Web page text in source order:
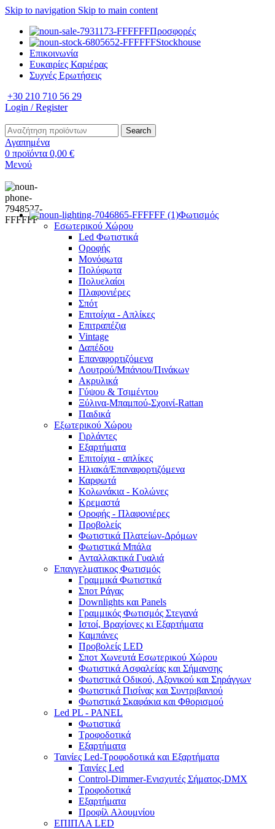
Skip to navigation Skip to main content
Προσφορές
Stockhouse
Επικοινωνία
Ευκαιρίες Καριέρας
Συχνές Ερωτήσεις
+30 210 710 56 29
Login / Register
Search
Αγαπημένα
0 προϊόντα 0,00 €
Μενού
Φωτισμός
Εσωτερικού Χώρου
Led Φωτιστικά
Οροφής
Μονόφωτα
Πολύφωτα
Πολυελαίοι
Πλαφονιέρες
Σπότ
Επιτοίχια - Απλίκες
Επιτραπέζια
Vintage
Δαπέδου
Επαναφορτιζόμενα
Λουτρού/Μπάνιου/Πινάκων
Ακρυλικά
Γύψου & Τσιμέντου
Ξύλινα-Μπαμπού-Σχοινί-Rattan
Παιδικά
Εξωτερικού Χώρου
Γιρλάντες
Εξαρτήματα
Επιτοίχια - απλίκες
Ηλιακά/Επαναφορτιζόμενα
Καρφωτά
Κολωνάκια - Κολώνες
Κρεμαστά
Οροφής - Πλαφονιέρες
Προβολείς
Φωτιστικά Πλατείων-Δρόμων
Φωτιστικά Μπάλα
Ανταλλακτικά Γυαλιά
Επαγγελματικος Φωτισμός
Γραμμικά Φωτιστικά
Σποτ Ράγας
Downlights και Panels
Γραμμικός Φωτισμός Στεγανά
Ιστοί, Βραχίονες κι Εξαρτήματα
Καμπάνες
Προβολείς LED
Σποτ Χωνευτά Εσωτερικού Χώρου
Φωτιστικά Ασφαλείας και Σήμανσης
Φωτιστικά Οδικού, Αξονικού και Σηράγγων
Φωτιστικά Πισίνας και Συντριβανιού
Φωτιστικά Σκαφάκια και Φθορισμού
Led PL - PANEL
Φωτιστικά
Τροφοδοτικά
Εξαρτήματα
Ταινίες Led-Τροφοδοτικά και Εξαρτήματα
Ταινίες Led
Control-Dimmer-Ενισχυτές Σήματος-DMX
Τροφοδοτικά
Εξαρτήματα
Προφίλ Αλουμνίου
ΕΠΙΠΛΑ LED